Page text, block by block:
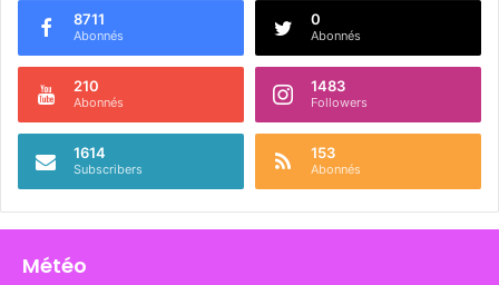
8711
Abonnés
0
Abonnés
210
Abonnés
1483
Followers
1614
Subscribers
153
Abonnés
Météo